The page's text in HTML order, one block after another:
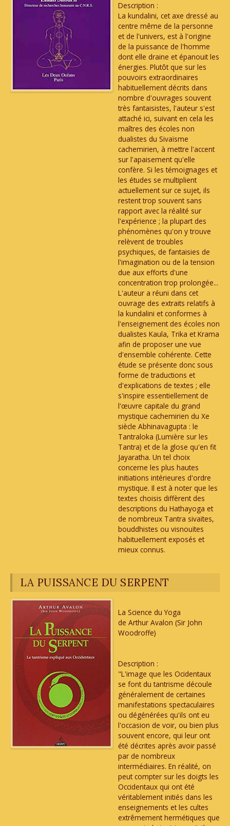
Description :
La kundalini, cet axe dressé au
centre même de la personne
et de l'univers, est à l'origine
de la puissance de l'homme
dont elle draine et épanouit les
énergies. Plutôt que sur les
pouvoirs extraordinaires
habituellement décrits dans
nombre d'ouvrages souvent
très fantaisistes, l'auteur s'est
attaché ici, suivant en cela les
maîtres des écoles non
dualistes du Sivaïsme
cachemirien, à mettre l'accent
sur l'apaisement qu'elle
confère. Si les témoignages et
les études se multiplient
actuellement sur ce sujet, ils
restent trop souvent sans
rapport avec la réalité sur
l'expérience ; la plupart des
phénomènes qu'on y trouve
relèvent de troubles
psychiques, de fantaisies de
l'imagination ou de la tension
due aux efforts d'une
concentration trop prolongée...
L'auteur a réuni dans cet
ouvrage des extraits relatifs à
la kundalini et conformes à
l'enseignement des écoles non
dualistes Kaula, Trika et Krama
afin de proposer une vue
d'ensemble cohérente. Cette
étude se présente donc sous
forme de traductions et
d'explications de textes ; elle
s'inspire essentiellement de
l'œuvre capitale du grand
mystique cachemirien du Xe
siècle Abhinavagupta : le
Tantraloka (Lumière sur les
Tantra) et de la glose qu'en fit
Jayaratha. Un tel choix
concerne les plus hautes
initiations intérieures d'ordre
mystique. Il est à noter que les
textes choisis diffèrent des
descriptions du Hathayoga et
de nombreux Tantra sivaïtes,
bouddhistes ou visnouïtes
habituellement exposés et
mieux connus.
LA PUISSANCE DU SERPENT
La Science du Yoga
de Arthur Avalon (Sir John
Woodroffe)
Description :
"L'image que les Ocidentaux
se font du tantrisme découle
généralement de certaines
manifestations spectaculaires
ou dégénérées qu'ils ont eu
l'occasion de voir, ou bien plus
souvent encore, qui leur ont
été décrites après avoir passé
par de nombreux
intermédiaires. En réalité, on
peut compter sur les doigts les
Occidentaux qui ont été
véritablement initiés dans les
enseignements et les cultes
extrêmement hermétiques que